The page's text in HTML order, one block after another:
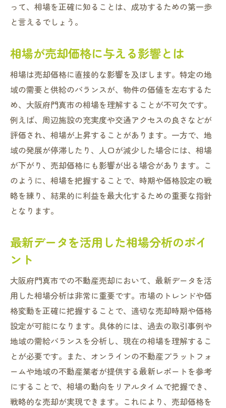
初心者が陥りやすい不動産売却の罠
成功するための初めての売却ステップ
売却戦略の立案における重要な要素
売却時期を見極めるためのヒント
不動産売却を円滑に進めるための準備
門真市の不動産市場の特徴を理解し売却チャン
スを最大化する
地域特性を踏まえた売却戦略
門真市における不動産の需要傾向
地元市場の特徴を活かした売却方法
地域の魅力が売却に及ぼす影響
市場の変動要因を理解して売却に活かす
大阪府門真市で最適な不動産売却価格を設定す
るコツ
適正価格設定の重要性とその影響
価格設定の失敗を防ぐためのヒント
市場調査を基にした価格設定方法
価格交渉を成功させるための準備
最適価格での売却を実現するステップ
価値を最大化するための価格戦略
失敗を避けるために知っておくべき門真市不動
産売却のポイント
って、相場を正確に知ることは、成功するための第一歩
と言えるでしょう。
相場が売却価格に与える影響とは
相場は売却価格に直接的な影響を及ぼします。特定の地
域の需要と供給のバランスが、物件の価値を左右するた
め、大阪府門真市の相場を理解することが不可欠です。
例えば、周辺施設の充実度や交通アクセスの良さなどが
評価され、相場が上昇することがあります。一方で、地
域の発展が停滞したり、人口が減少した場合には、相場
が下がり、売却価格にも影響が出る場合があります。こ
のように、相場を把握することで、時期や価格設定の戦
略を練り、結果的に利益を最大化するための重要な指針
となります。
最新データを活用した相場分析のポイ
ント
大阪府門真市での不動産売却において、最新データを活
用した相場分析は非常に重要です。市場のトレンドや価
格変動を正確に把握することで、適切な売却時期や価格
設定が可能になります。具体的には、過去の取引事例や
地域の需給バランスを分析し、現在の相場を理解するこ
とが必要です。また、オンラインの不動産プラットフォ
ームや地域の不動産業者が提供する最新レポートを参考
にすることで、相場の動向をリアルタイムで把握でき、
戦略的な売却が実現できます。これにより、売却価格を